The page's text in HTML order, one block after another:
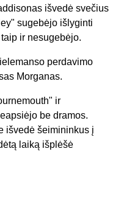
išvedė svečius
sugebėjo išlyginti
ir nesugebėjo.
perdavimo
Morganas.
ir
be dramos.
išvedė šeimininkus į
laiką išplėšė